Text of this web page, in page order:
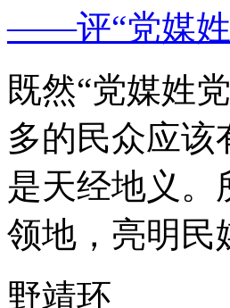
——评“党媒姓
既然“党媒姓
多的民众应该
是天经地义。
领地，亮明民
野靖环